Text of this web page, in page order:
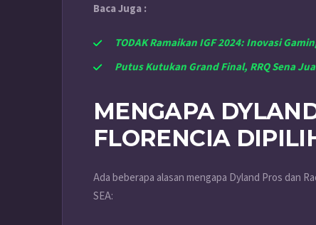
Baca Juga :
TODAK Ramaikan IGF 2024: Inovasi
Putus Kutukan Grand Final, RRQ Sena
MENGAPA
FLORENCIA
Ada beberapa alasan mengapa Dyland Pros dan
SEA: